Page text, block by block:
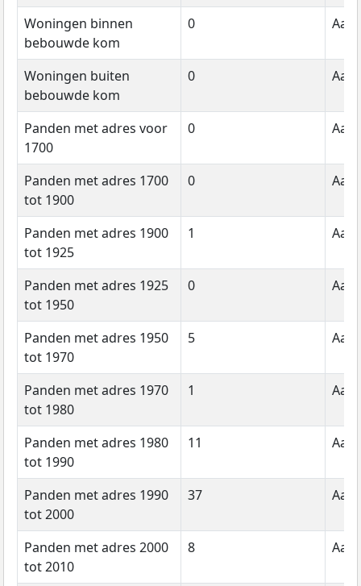
Woningen binnen
bebouwde kom
0
Woningen buiten
bebouwde kom
0
Panden met adres voor
1700
0
Panden met adres 1700
tot 1900
0
Panden met adres 1900
tot 1925
1
Panden met adres 1925
tot 1950
0
Panden met adres 1950
tot 1970
5
Panden met adres 1970
tot 1980
1
Panden met adres 1980
tot 1990
11
Panden met adres 1990
tot 2000
37
Panden met adres 2000
tot 2010
8